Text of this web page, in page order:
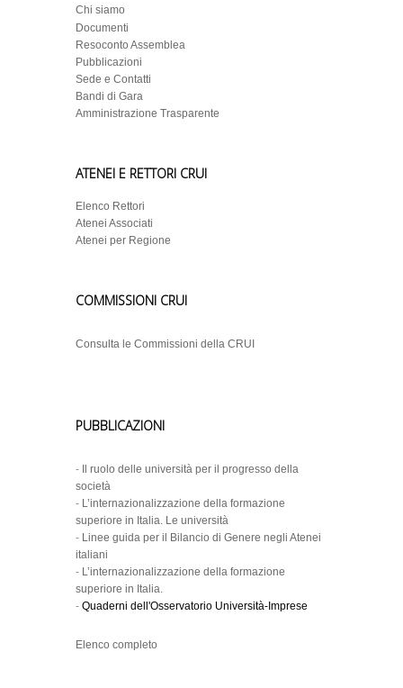
Chi siamo
Documenti
Resoconto Assemblea
Pubblicazioni
Sede e Contatti
Bandi di Gara
Amministrazione Trasparente
ATENEI E RETTORI CRUI
Elenco Rettori
Atenei Associati
Atenei per Regione
COMMISSIONI CRUI
Consulta le Commissioni della CRUI
PUBBLICAZIONI
-
Il ruolo delle università per il progresso della
società
- L’internazionalizzazione della formazione
superiore in Italia. Le università
- Linee guida per il Bilancio di Genere negli Atenei
italiani
- L’internazionalizzazione della formazione
superiore in Italia.
- Quaderni dell'Osservatorio Università-Imprese
Elenco completo